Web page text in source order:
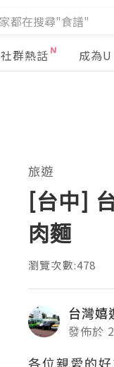
社群熱話 成為
旅遊
[台中]
肉麵
瀏覽次數:478
台灣嬉
發佈於
各位親愛的